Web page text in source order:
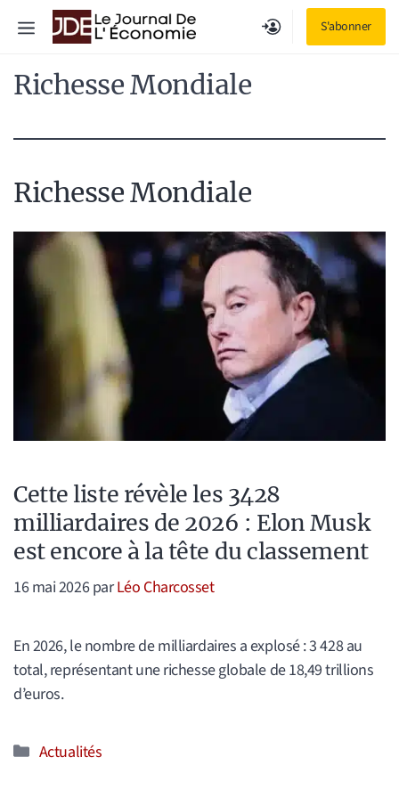
S'abonner
Menu
Richesse Mondiale
Richesse Mondiale
Cette liste révèle les 3428
milliardaires de 2026 : Elon Musk
est encore à la tête du classement
16 mai 2026parLéo Charcosset
En 2026, le nombre de milliardaires a explosé : 3 428 au
total, représentant une richesse globale de 18,49 trillions
d’euros.
Catégories
Actualités